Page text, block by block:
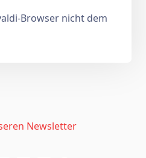
Browser nicht dem
Newsletter